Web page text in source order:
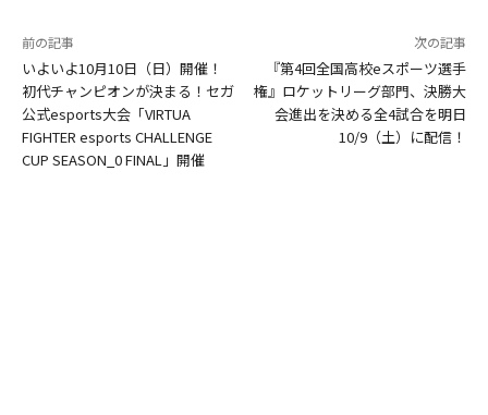
前の記事
いよいよ10月10日（日）開催！
初代チャンピオンが決まる！セガ
公式esports大会「VIRTUA
FIGHTER esports CHALLENGE
CUP SEASON_0 FINAL」開催
次の記事
『第4回全国高校eスポーツ選手
権』ロケットリーグ部門、決勝大
会進出を決める全4試合を明日
10/9（土）に配信！